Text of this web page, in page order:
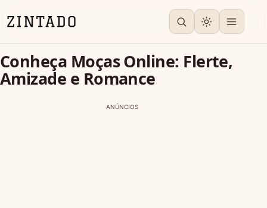
Conheça Moças Online: Flerte,
Amizade e Romance
ANÚNCIOS